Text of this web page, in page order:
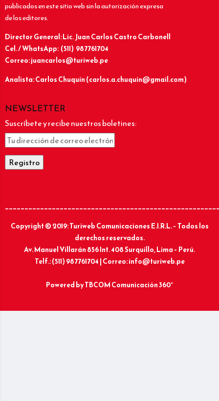
publicados en este sitio web sin la autorización expresa
de los editores.
Director General: Lic.Juan Carlos Castro Carbonell
Cel. / WhatsApp: (511) 987761704
Correo: juancarlos@turiweb.pe
Analista: Carlos Chuquín (carlos.a.chuquin@gmail.com)
NEWSLETTER
Suscríbete y recibe nuestros boletines:
Copyright © 2019: Turiweb Comunicaciones E.I.R.L. – Todos los
derechos reservados.
Av. Manuel Villarán 856 Int. 408 Surquillo, Lima – Perú.
Telf.: (511) 987761704 | Correo: info@turiweb.pe
Powered byTBCOM Comunicación 360°